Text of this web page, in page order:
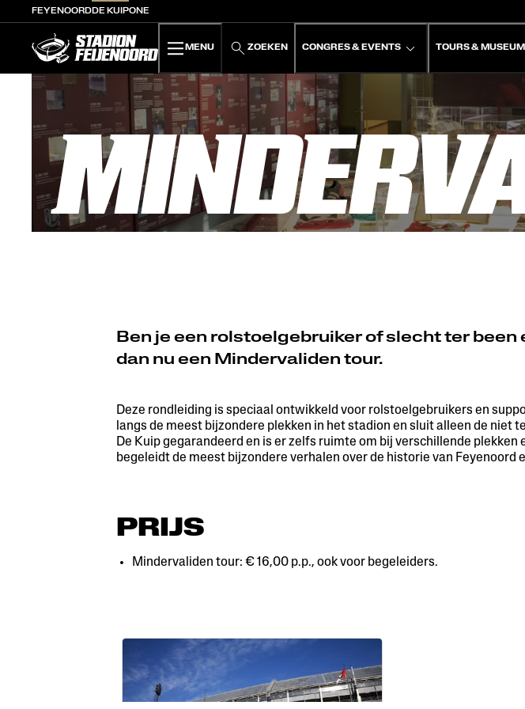
FEYENOORDDE KUIPONE
De Kuip home
MENU ZOEKEN CONGRES & EVENTS TOURS & MUSEUM
Ben je een rolstoelgebruiker of slecht ter been
dan nu een Mindervaliden tour.
Deze rondleiding is speciaal ontwikkeld voor rolstoelgebruikers en
langs de meest bijzondere plekken in het stadion en sluit alleen de niet
De Kuip gegarandeerd en is er zelfs ruimte om bij verschillende
begeleidt de meest bijzondere verhalen over de historie van Feyenoord
PRIJS
Mindervaliden tour: € 16,00 p.p., ook voor begeleiders.